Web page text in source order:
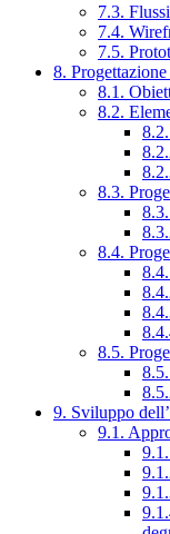
7.3.
7.4.
7.5.
8.
8.1.
8.2.
8.3.
8.4.
8.5.
9. Sviluppo
9.1.